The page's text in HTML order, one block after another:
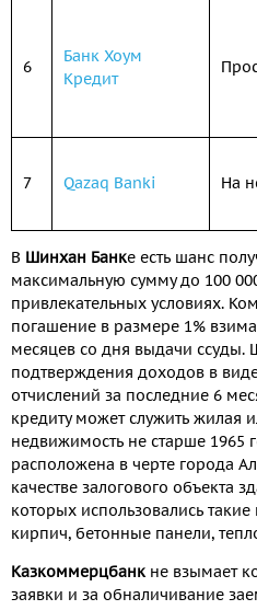
6
Банк Хоум
Кредит
7 Qazaq Banki На
В Шинхан Банке есть шанс
максимальную сумму до 100
привлекательных условиях.
погашение в размере 1%
месяцев со дня выдачи ссуды.
подтверждения доходов в
отчислений за последние 6
кредиту может служить жилая
недвижимость не старше 1965
расположена в черте города
качестве залогового объекта
которых использовались
кирпич, бетонные панели,
Казкоммерцбанкне взымает
заявки и за обналичивание